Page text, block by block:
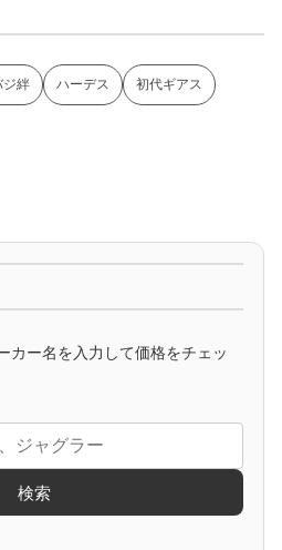
ジ絆 ハーデス 初代ギアス
物語 炎炎ノ消防隊
カー名を入力して価格をチェッ
検索